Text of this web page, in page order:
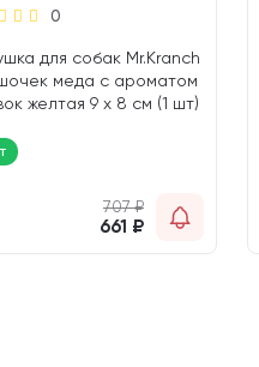
0
для собак Mr.Kranch
меда с ароматом
желтая 9 х 8 см (1 шт)
707₽
661 ₽